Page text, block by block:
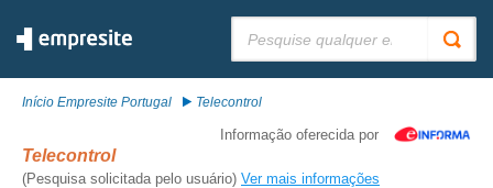
Início Empresite Portugal Telecontrol
Informação oferecida por
Telecontrol
(Pesquisa solicitada pelo usuário) Ver mais informações